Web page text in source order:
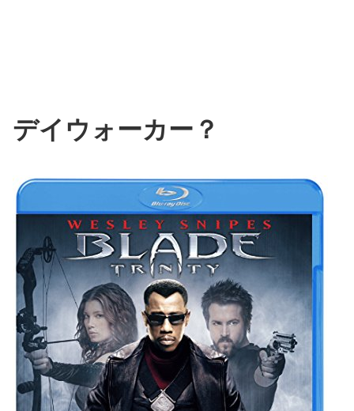
デイウォーカー？